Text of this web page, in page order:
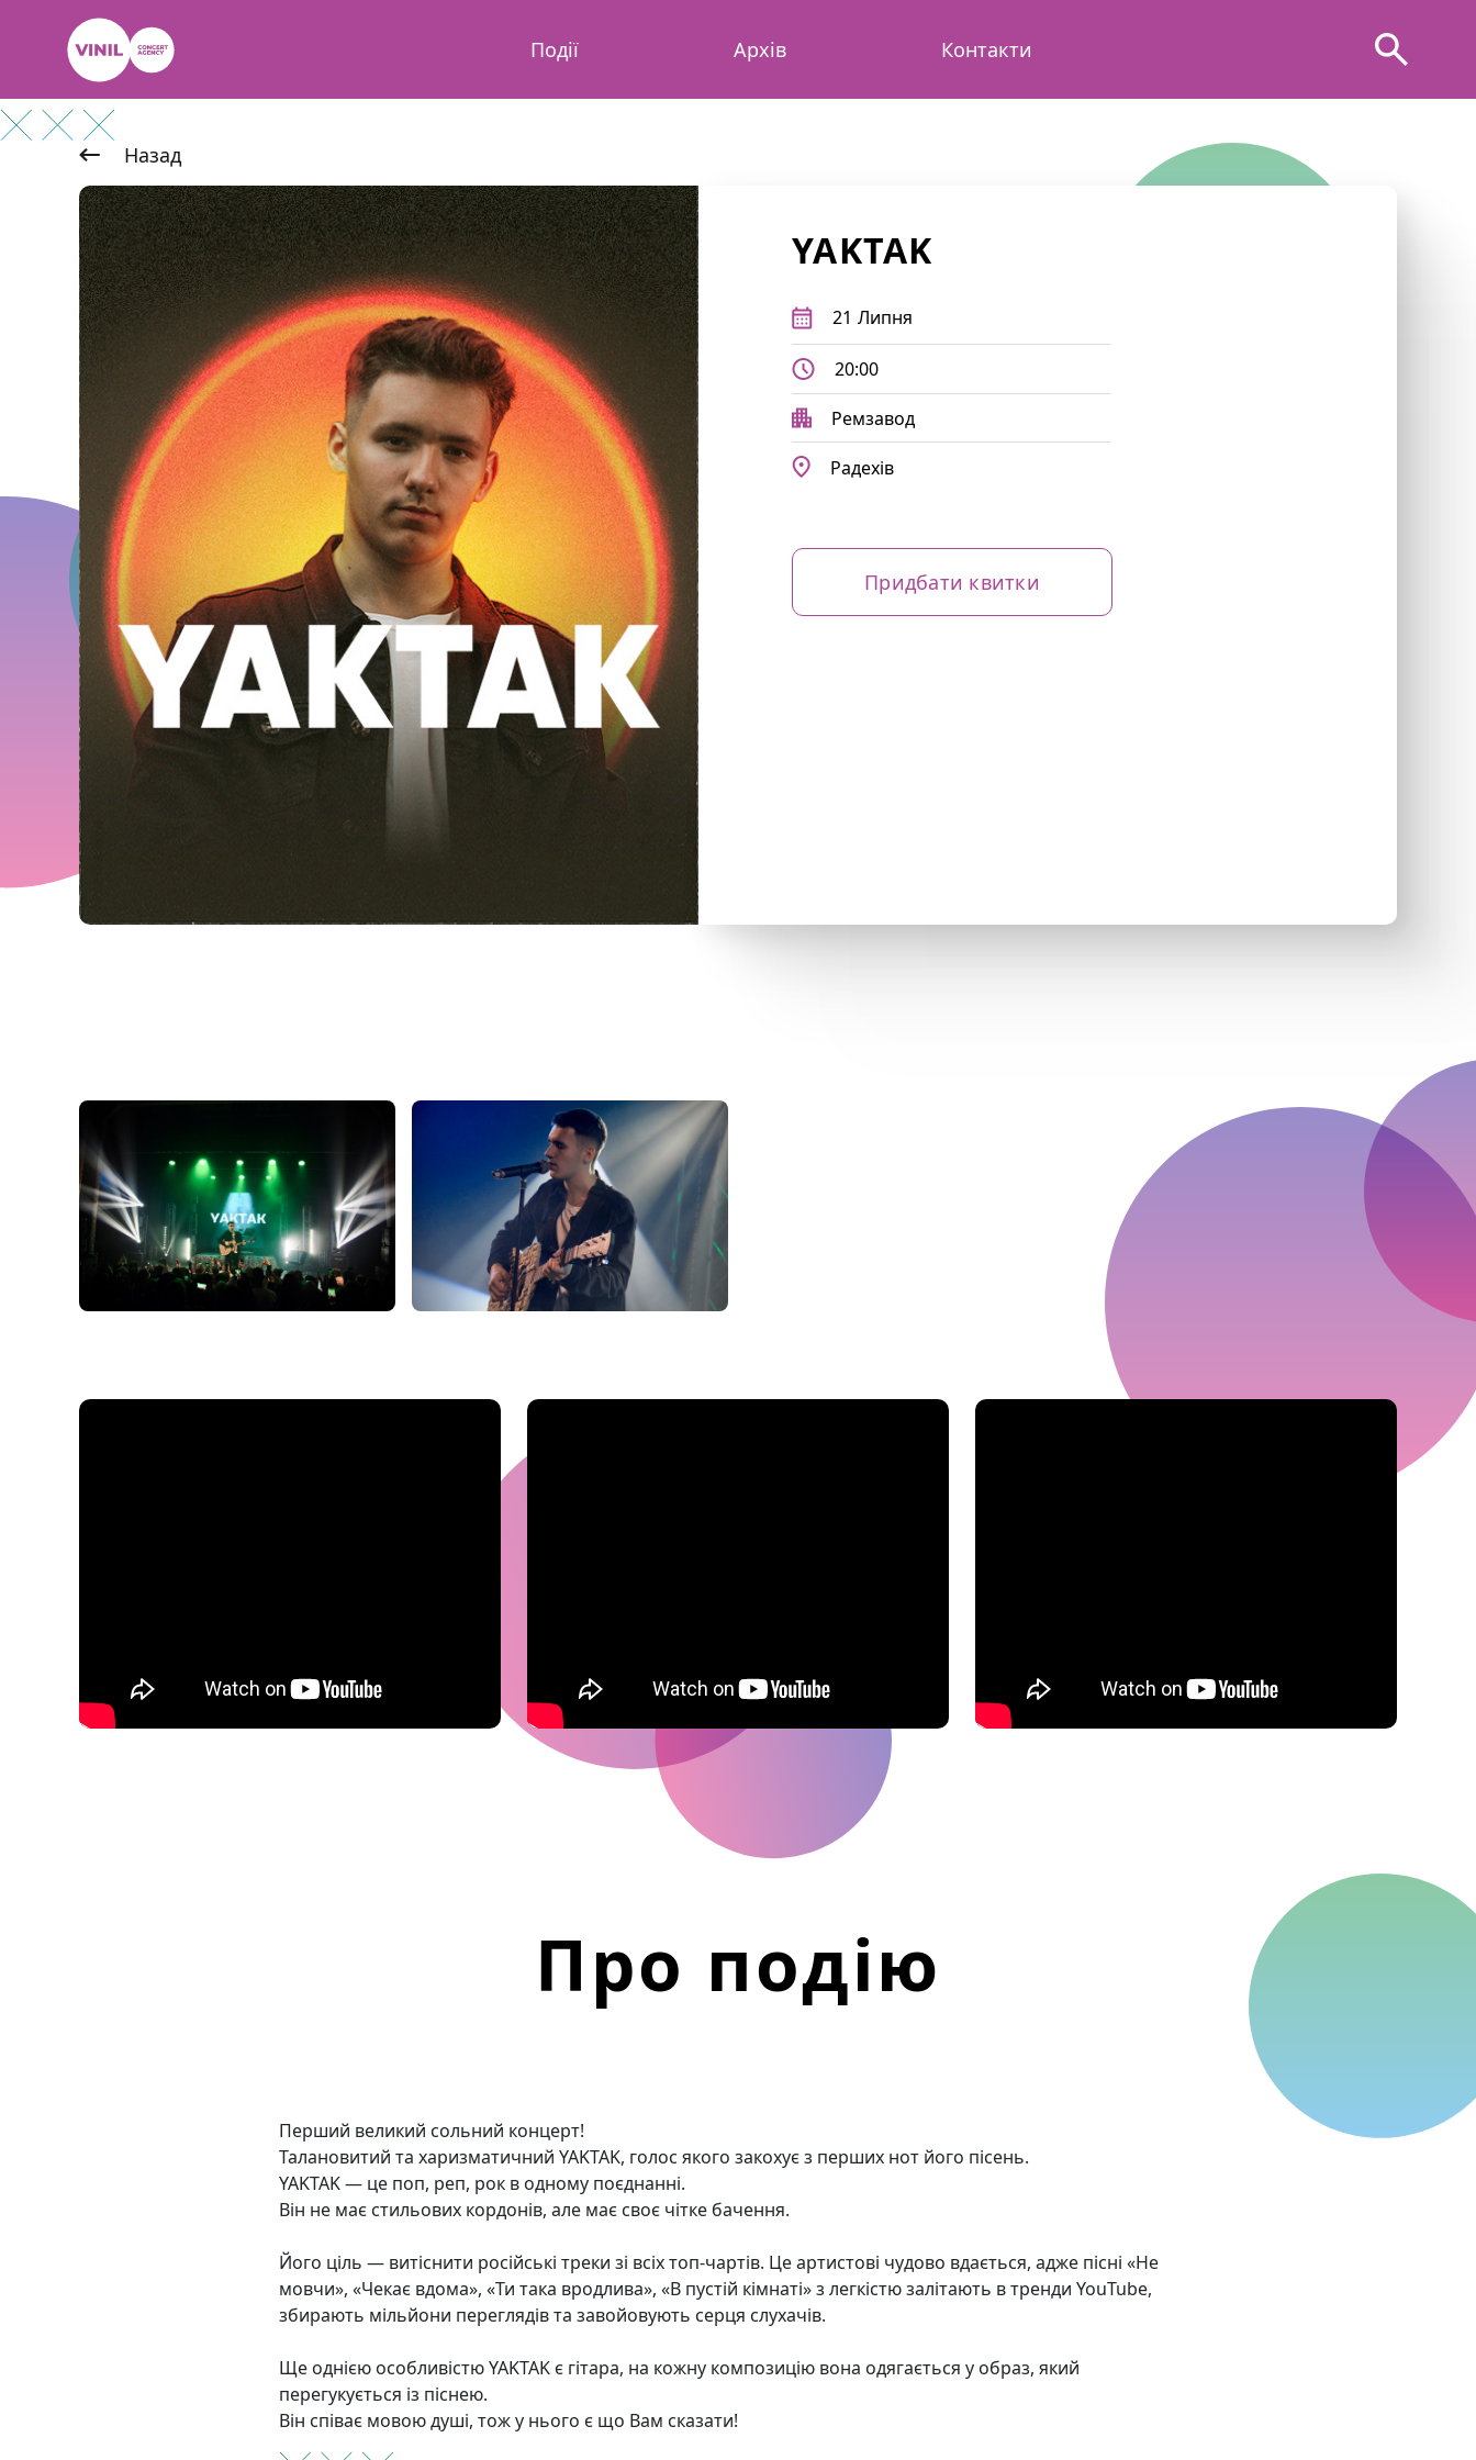
Події Архів Контакти
Назад
YAKTAK
21 Липня
20:00
Ремзавод
Радехів
Придбати квитки
Про подію
Перший великий сольний концерт!
Талановитий та харизматичний YAKTAK, голос якого закохує з перших нот його пісень.
YAKTAK — це поп, реп, рок в одному поєднанні.
Він не має стильових кордонів, але має своє чітке бачення.
Його ціль — витіснити російські треки зі всіх топ-чартів. Це артистові чудово вдається, адже пісні «Не
мовчи», «Чекає вдома», «Ти така вродлива», «В пустій кімнаті» з легкістю залітають в тренди YouTube,
збирають мільйони переглядів та завойовують серця слухачів.
Ще однією особливістю YAKTAK є гітара, на кожну композицію вона одягається у образ, який
перегукується із піснею.
Він співає мовою душі, тож у нього є що Вам сказати!